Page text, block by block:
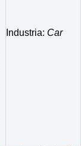
Industria: Car